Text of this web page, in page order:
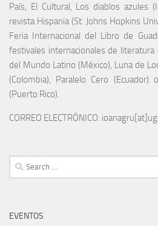
País, El Cultural, Los diablos azules
revista Hispania (St. Johns Hopkins
Feria Internacional del Libro de
festivales internacionales de
del Mundo Latino (México), Luna de
(Colombia), Paralelo Cero
(Puerto Rico).
CORREO ELECTRÓNICO:
Search
for:
EVENTOS